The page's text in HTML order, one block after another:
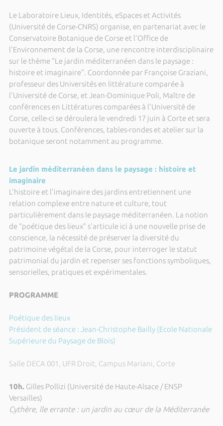
Le Laboratoire Lieux, Identités, eSpaces et Activités
(Université de Corse-CNRS) organise, en partenariat avec le
Conservatoire Botanique de Corse et l'Office de
l'Environnement de la Corse, une rencontre interdisciplinaire
sur le thème "Le jardin méditerranéen dans le paysage :
histoire et imaginaire". Coordonnée par Françoise Graziani,
professeur des Universités en littérature comparée à
l'Université de Corse, et Jean-Dominique Poli, Maître de
conférences en Littératures comparées à l'Université de
Corse, celle-ci se déroulera le vendredi 17 juin à Corte et sera
ouverte à tous. Conférences, tables-rondes et atelier sur la
botanique seront notamment au programme.
Le jardin méditerranéen dans le paysage : histoire et
imaginaire
L'histoire et l'imaginaire des jardins entretiennent une
relation complexe entre nature et culture, tout
particulièrement dans le paysage méditerranéen. La notion
de “poétique des lieux” s'articule ici à une nouvelle prise de
conscience, la nécessité de préserver la diversité du
patrimoine végétal de la Corse, pour interroger le statut
patrimonial du jardin et repenser ses fonctions symboliques,
sensorielles, pratiques et expérimentales.
PROGRAMME
Poétique des lieux
Président de séance : Jean-Christophe Bailly (Ecole Nationale
Supérieure du Paysage de Blois)
Salle DECA 001, UFR Droit, Campus Mariani, Corte
10h. Gilles Pollizi (Université de Haute-Alsace / ENSP
Versailles)
Cythère, île errante : un jardin au cœur de la Méditerranée